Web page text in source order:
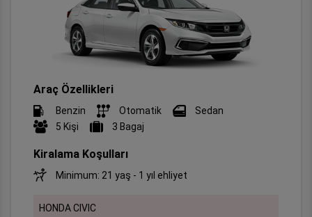
Araç Özellikleri
Benzin Otomatik
Sedan
5 Kişi
3 Bagaj
Kiralama Koşulları
Minimum: 21 yaş - 1 yıl ehliyet
HONDA CIVIC